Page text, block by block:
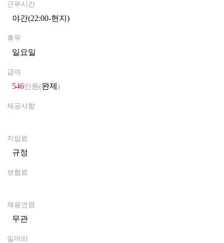
근무시간
야간(22:00-현지)0
휴무
일요일
급여
546만원(완제 )
제공사항
지입료
규정
보험료
채용연령
무관
일머리